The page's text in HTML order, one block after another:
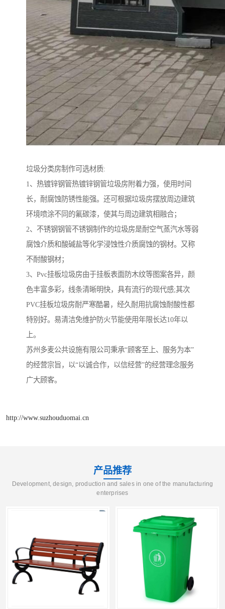
垃圾分类房制作可选材质:
1、热镀锌钢管热镀锌钢管垃圾房附着力强，使用时间
长，耐腐蚀防锈性能强。还可根据垃圾房摆放周边建筑
环境喷涂不同的氟碳漆，使其与周边建筑相融合；
2、不锈钢钢管不锈钢制作的垃圾房是耐空气蒸汽水等弱
腐蚀介质和酸碱盐等化学浸蚀性介质腐蚀的钢材。又称
不耐酸钢材；
3、Pvc挂板垃圾房由于挂板表面防木纹等图案各异，颜
色丰富多彩，线条清晰明快，具有流行的现代感;其次
PVC挂板垃圾房耐严寒酷暑，经久耐用抗腐蚀耐酸性都
特别好。易清洁免维护防火节能使用年限长达10年以
上。
苏州多麦公共设施有限公司秉承“顾客至上、服务为本”
的经营宗旨，以“以诚合作，以信经营”的经营理念服务
广大顾客。
http://www.suzhouduomai.cn
产品推荐
Development, design, production and sales in one of the manufacturing
enterprises